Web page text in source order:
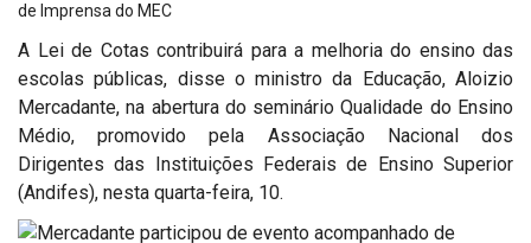
de Imprensa do MEC
A Lei de Cotas contribuirá para a melhoria do ensino das
escolas públicas, disse o ministro da Educação, Aloizio
Mercadante, na abertura do seminário Qualidade do Ensino
Médio, promovido pela Associação Nacional dos
Dirigentes das Instituições Federais de Ensino Superior
(Andifes), nesta quarta-feira, 10.